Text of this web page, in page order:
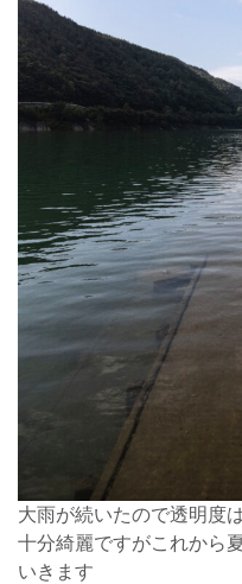
大雨が続いたので透明度
十分綺麗ですがこれから
いきます